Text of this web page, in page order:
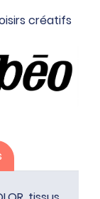
créatifs